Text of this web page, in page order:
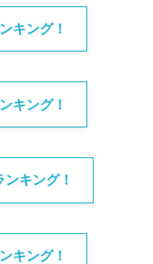
キング！
キング！
キング！
キング！